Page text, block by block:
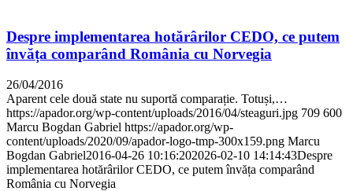
Despre implementarea hotărârilor CEDO, ce putem
învăța comparând România cu Norvegia
26/04/2016
Aparent cele două state nu suportă comparație. Totuși,…
https://apador.org/wp-content/uploads/2016/04/steaguri.jpg 709 600
Marcu Bogdan Gabriel https://apador.org/wp-
content/uploads/2020/09/apador-logo-tmp-300x159.png Marcu
Bogdan Gabriel2016-04-26 10:16:202026-02-10 14:14:43Despre
implementarea hotărârilor CEDO, ce putem învăța comparând
România cu Norvegia